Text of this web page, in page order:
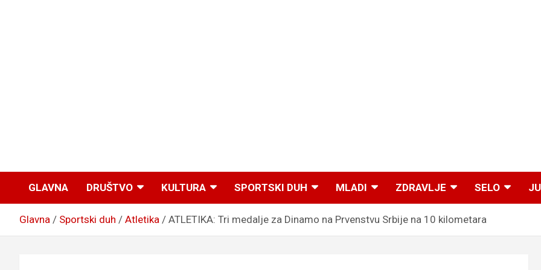
GLAVNA DRUŠTVO KULTURA SPORTSKI DUH MLADI ZDRAVLJE SELO
Glavna Sportski duh Atletika ATLETIKA: Tri medalje za Dinamo na Prvenstvu Srbije na 10 kilometara